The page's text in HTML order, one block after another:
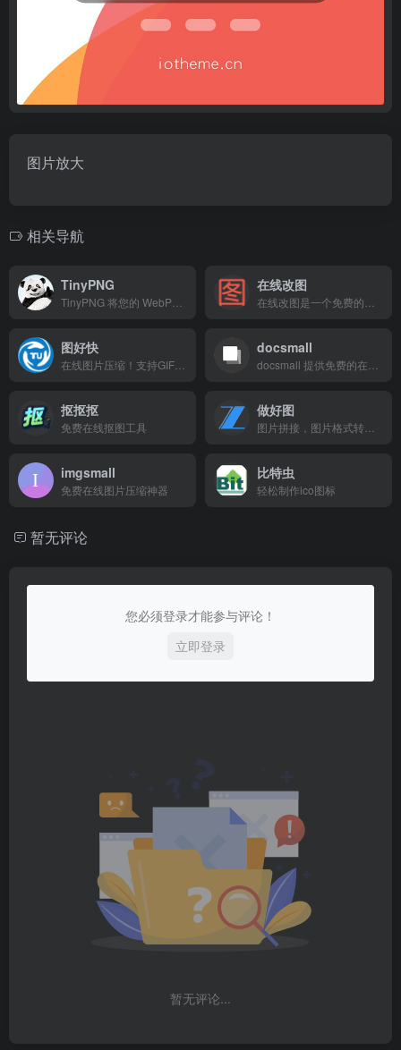
图片放大
相关导航
TinyPNG 在线改图
图好快 docsmall
抠抠抠
免费在线抠图工具
做好图
imgsmall
免费在线图片压缩神器
比特虫
轻松制作ico图标
暂无评论
您必须登录才能参与评论！
立即登录
暂无评论...